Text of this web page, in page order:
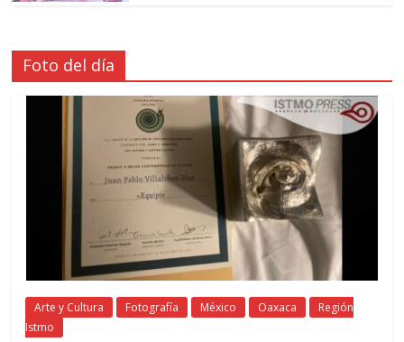
Foto del día
Arte y Cultura Fotografía México Oaxaca
Región
Istmo